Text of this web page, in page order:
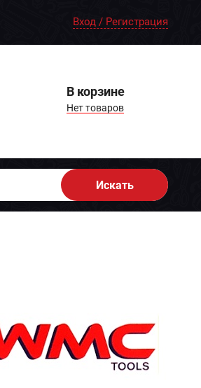
Вход / Регистрация
В корзине
Нет товаров
Искать